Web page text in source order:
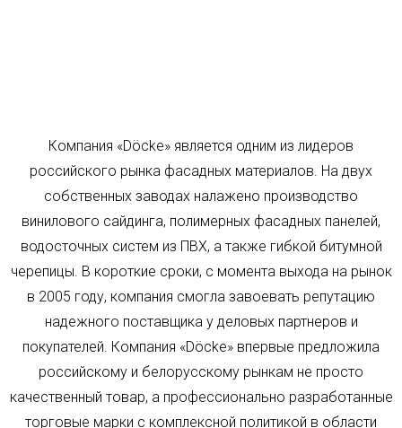
Компания «Döcke» является одним из лидеров
российского рынка фасадных материалов. На двух
собственных заводах налажено производство
винилового сайдинга, полимерных фасадных панелей,
водосточных систем из ПВХ, а также гибкой битумной
черепицы. В короткие сроки, с момента выхода на рынок
в 2005 году, компания смогла завоевать репутацию
надежного поставщика у деловых партнеров и
покупателей. Компания «Döcke» впервые предложила
российскому и белорусскому рынкам не просто
качественный товар, а профессионально разработанные
торговые марки с комплексной политикой в области